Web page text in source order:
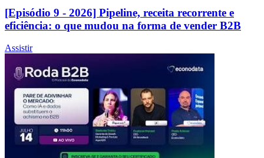
[Episódio 9 - 2026] Pipeline, receita recorrente e
eficiência: o que mudou na forma de vender B2B
Assistir